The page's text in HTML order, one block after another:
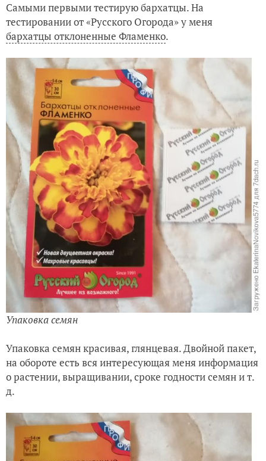
Самыми первыми тестирую бархатцы. На
тестировании от «Русского Огорода» у меня
бархатцы отклоненные Фламенко.
Упаковка семян
Упаковка семян красивая, глянцевая. Двойной пакет,
на обороте есть вся интересующая меня информация
о растении, выращивании, сроке годности семян и т.
д.